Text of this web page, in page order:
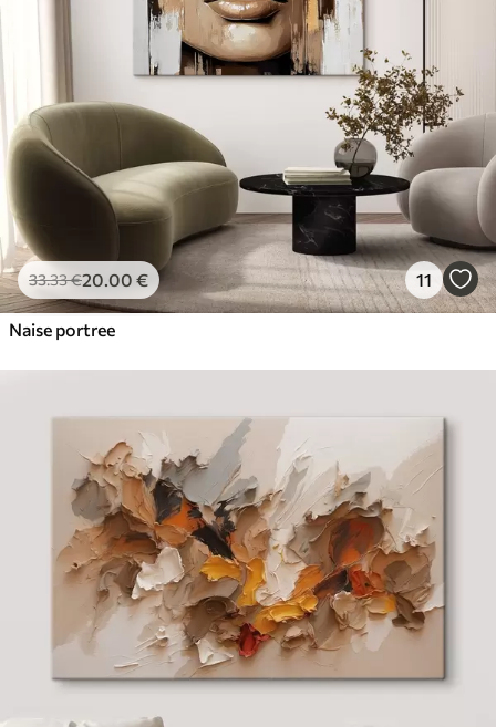
33.33€20.00 € 11
Naise portree